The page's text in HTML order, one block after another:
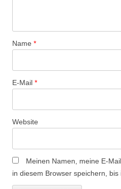
i
n
Name *
E-Mail *
Website
Meinen Namen, meine E-
in diesem Browser speichern,